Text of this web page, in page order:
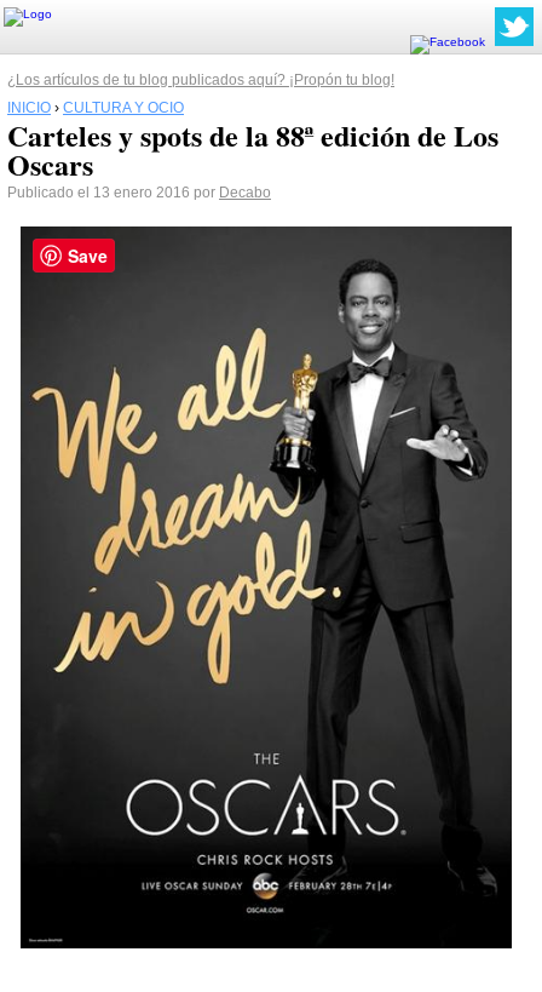
¿Los artículos de tu blog publicados aquí? ¡Propón tu blog!
INICIO › CULTURA Y OCIO
Carteles y spots de la 88ª edición de Los
Oscars
Publicado el 13 enero 2016 por Decabo
Save